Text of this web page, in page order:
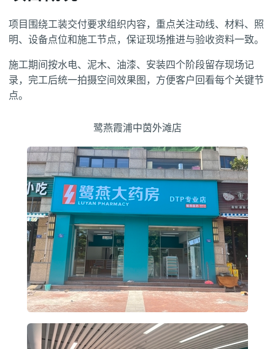
项目围绕工装交付要求组织内容，重点关注动线、材料、照
明、设备点位和施工节点，保证现场推进与验收资料一致。
施工期间按水电、泥木、油漆、安装四个阶段留存现场记
录，完工后统一拍摄空间效果图，方便客户回看每个关键节
点。
鹭燕霞浦中茵外滩店